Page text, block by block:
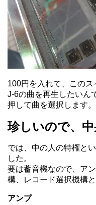
100円を入れて、このス
J-6の曲を再生したいん
押して曲を選択します。
珍しいので、
では、中の人の特権と
した。
要は蓄音機なので、ア
構、レコード選択機構
アンプ